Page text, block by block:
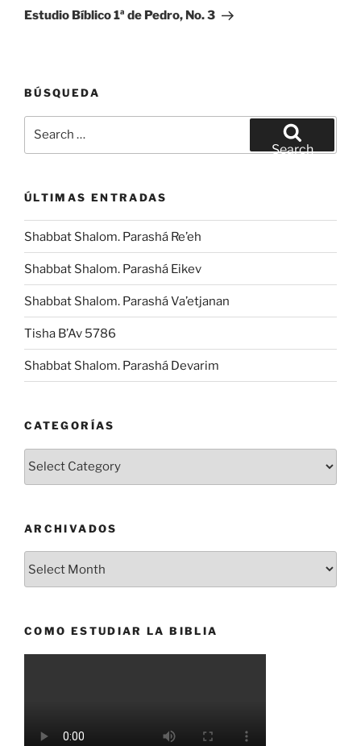
Post
Estudio Bíblico 1ª de Pedro, No. 3
BÚSQUEDA
Search
ÚLTIMAS ENTRADAS
Shabbat Shalom. Parashá Re’eh
Shabbat Shalom. Parashá Eikev
Shabbat Shalom. Parashá Va’etjanan
Tisha B’Av 5786
Shabbat Shalom. Parashá Devarim
CATEGORÍAS
Categorías
ARCHIVADOS
COMO ESTUDIAR LA BIBLIA